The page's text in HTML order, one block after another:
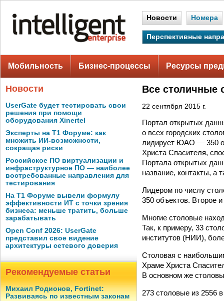
Новости Номера
Перспективные
Мобильность Бизнес-процессы Ресурсы
Новости
UserGate будет тестировать свои
решения при помощи
оборудования Xinertel
Эксперты на Т1 Форуме: как
множить ИИ-возможности,
сокращая риски
Российское ПО виртуализации и
инфраструктурное ПО — наиболее
востребованные направления для
тестирования
На Т1 Форуме вывели формулу
эффективности ИТ с точки зрения
бизнеса: меньше тратить, больше
зарабатывать
Open Conf 2026: UserGate
представил свое видение
архитектуры сетевого доверия
Рекомендуемые статьи
Михаил Родионов, Fortinet:
Развиваясь по известным законам
Все столичные
22 сентября 2015 г.
Портал открытых
о всех городских
лидирует ЮАО — 350
Христа Спасителя,
Портала открытых
название, контакты, а
Лидером по числу
350 объектов. Второе
Многие столовые
Так, к примеру, 33
институтов (НИИ),
Столовая с
Храме Христа
В основном же
273 столовые из 2556